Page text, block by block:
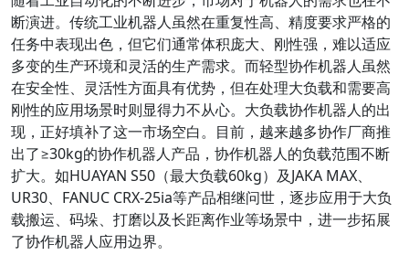
断演进。传统工业机器人虽然在重复性高、精度要求严格的
任务中表现出色，但它们通常体积庞大、刚性强，难以适应
多变的生产环境和灵活的生产需求。而轻型协作机器人虽然
在安全性、灵活性方面具有优势，但在处理大负载和需要高
刚性的应用场景时则显得力不从心。大负载协作机器人的出
现，正好填补了这一市场空白。目前，越来越多协作厂商推
出了≥30kg的协作机器人产品，协作机器人的负载范围不断
扩大。如HUAYAN S50（最大负载60kg）及JAKA MAX、
UR30、FANUC CRX-25ia等产品相继问世，逐步应用于大负
载搬运、码垛、打磨以及长距离作业等场景中，进一步拓展
了协作机器人应用边界。